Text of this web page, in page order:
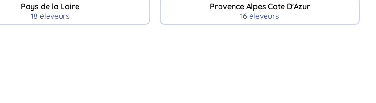
Pays de la Loire
18 éleveurs
Provence Alpes Cote D'Azur
16 éleveurs